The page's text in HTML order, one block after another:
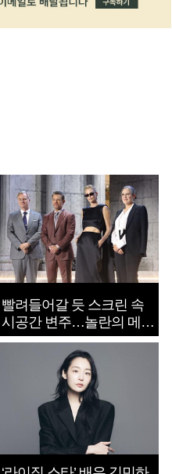
빨려들어갈 듯 스크린 속
시공간 변주…놀란의 메시
지는 ‘전쟁 속죄’